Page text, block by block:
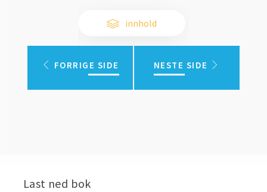
innhold
FORRIGE SIDE NESTE SIDE
Last ned bok